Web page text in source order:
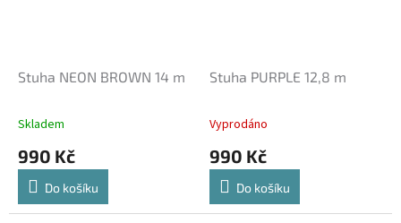
Stuha NEON BROWN 14 m
Skladem
990 Kč
Do košíku
Stuha PURPLE 12,8 m
Vyprodáno
990 Kč
Do košíku